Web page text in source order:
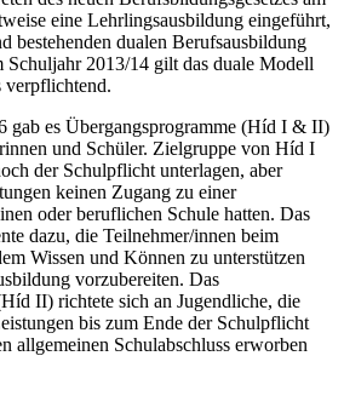
eine Lehrlingsausbildung eingeführt,
bestehenden dualen Berufsausbildung
Schuljahr 2013/14 gilt das duale Modell
verpflichtend.
gab es Übergangsprogramme (Híd I & II)
und Schüler. Zielgruppe von Híd I
der Schulpflicht unterlagen, aber
keinen Zugang zu einer
oder beruflichen Schule hatten. Das
dazu, die Teilnehmer/innen beim
Wissen und Können zu unterstützen
vorzubereiten. Das
II) richtete sich an Jugendliche, die
bis zum Ende der Schulpflicht
allgemeinen Schulabschluss erworben